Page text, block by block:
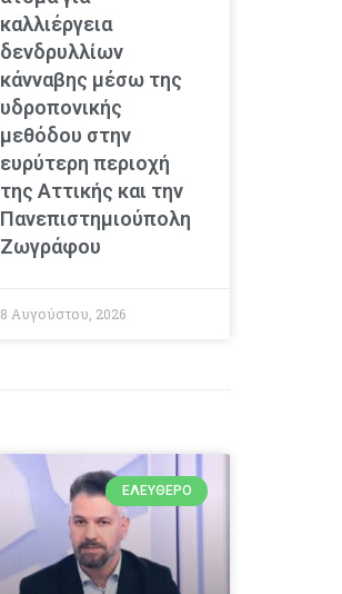
καλλιέργεια
δενδρυλλίων
κάνναβης μέσω της
υδροπονικής
μεθόδου στην
ευρύτερη περιοχή
της Αττικής και την
Πανεπιστημιούπολη
Ζωγράφου
8 Αυγούστου, 2026
ΕΛΕΎΘΕΡΟ